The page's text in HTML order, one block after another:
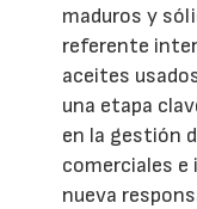
maduros y
referente
aceites
una etapa
en la gestión
comerciales
nueva